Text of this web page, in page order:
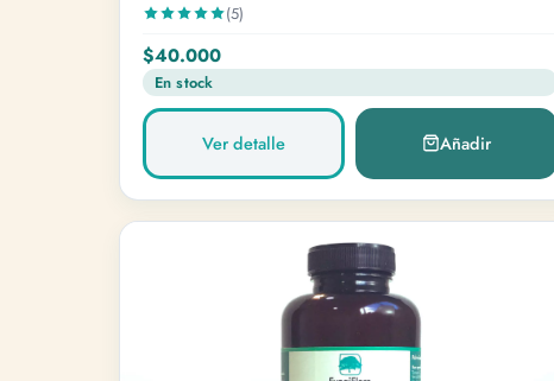
(5)
$40.000
En stock
Ver detalle Añadir